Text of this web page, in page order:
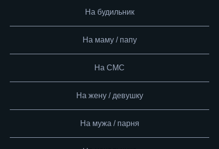
На будильник
На маму / папу
На СМС
На жену / девушку
На мужа / парня